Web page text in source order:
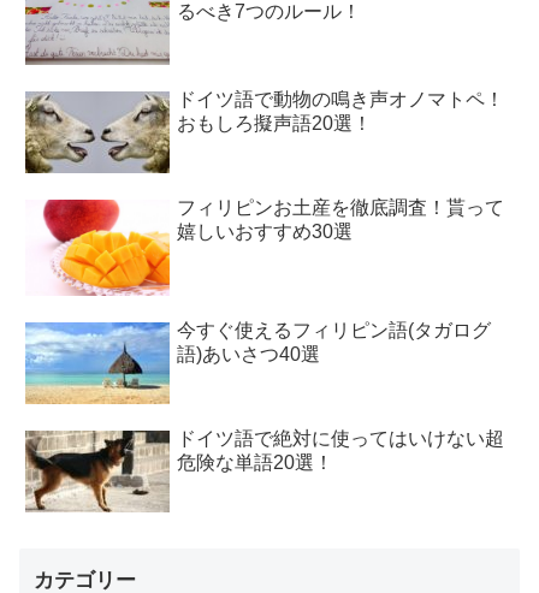
るべき7つのルール！
ドイツ語で動物の鳴き声オノマトペ！
おもしろ擬声語20選！
フィリピンお土産を徹底調査！貰って
嬉しいおすすめ30選
今すぐ使えるフィリピン語(タガログ
語)あいさつ40選
ドイツ語で絶対に使ってはいけない超
危険な単語20選！
カテゴリー